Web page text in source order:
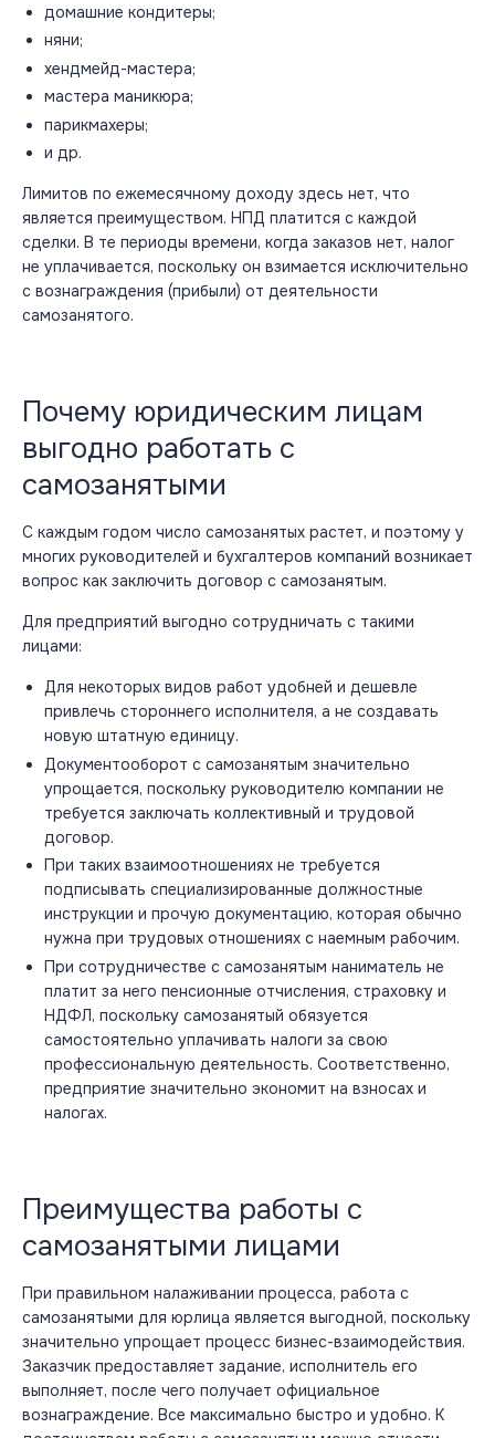
домашние кондитеры;
няни;
хендмейд-мастера;
мастера маникюра;
парикмахеры;
и др.
Лимитов по ежемесячному доходу здесь нет, что
является преимуществом. НПД платится с каждой
сделки. В те периоды времени, когда заказов нет, налог
не уплачивается, поскольку он взимается исключительно
с вознаграждения (прибыли) от деятельности
самозанятого.
Почему юридическим лицам
выгодно работать с
самозанятыми
С каждым годом число самозанятых растет, и поэтому у
многих руководителей и бухгалтеров компаний возникает
вопрос как заключить договор с самозанятым.
Для предприятий выгодно сотрудничать с такими
лицами:
Для некоторых видов работ удобней и дешевле
привлечь стороннего исполнителя, а не создавать
новую штатную единицу.
Документооборот с самозанятым значительно
упрощается, поскольку руководителю компании не
требуется заключать коллективный и трудовой
договор.
При таких взаимоотношениях не требуется
подписывать специализированные должностные
инструкции и прочую документацию, которая обычно
нужна при трудовых отношениях с наемным рабочим.
При сотрудничестве с самозанятым наниматель не
платит за него пенсионные отчисления, страховку и
НДФЛ, поскольку самозанятый обязуется
самостоятельно уплачивать налоги за свою
профессиональную деятельность. Соответственно,
предприятие значительно экономит на взносах и
налогах.
Преимущества работы с
самозанятыми лицами
При правильном налаживании процесса, работа с
самозанятыми для юрлица является выгодной, поскольку
значительно упрощает процесс бизнес-взаимодействия.
Заказчик предоставляет задание, исполнитель его
выполняет, после чего получает официальное
вознаграждение. Все максимально быстро и удобно. К